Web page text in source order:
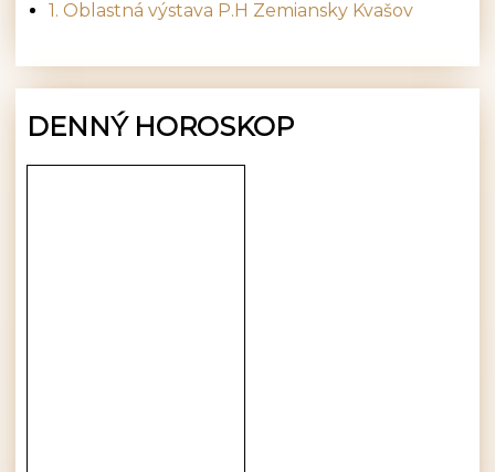
1. Oblastná výstava P.H Zemiansky Kvašov
DENNÝ HOROSKOP